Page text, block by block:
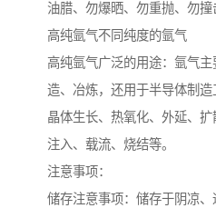
油腊、勿爆晒、勿重抛、勿撞
高纯氩气不同纯度的氩气
高纯氩气广泛的用途：氩气
造、冶炼，还用于半导体制造
晶体生长、热氧化、外延、
注入、载流、烧结等。
注意事项：
储存注意事项：储存于阴凉